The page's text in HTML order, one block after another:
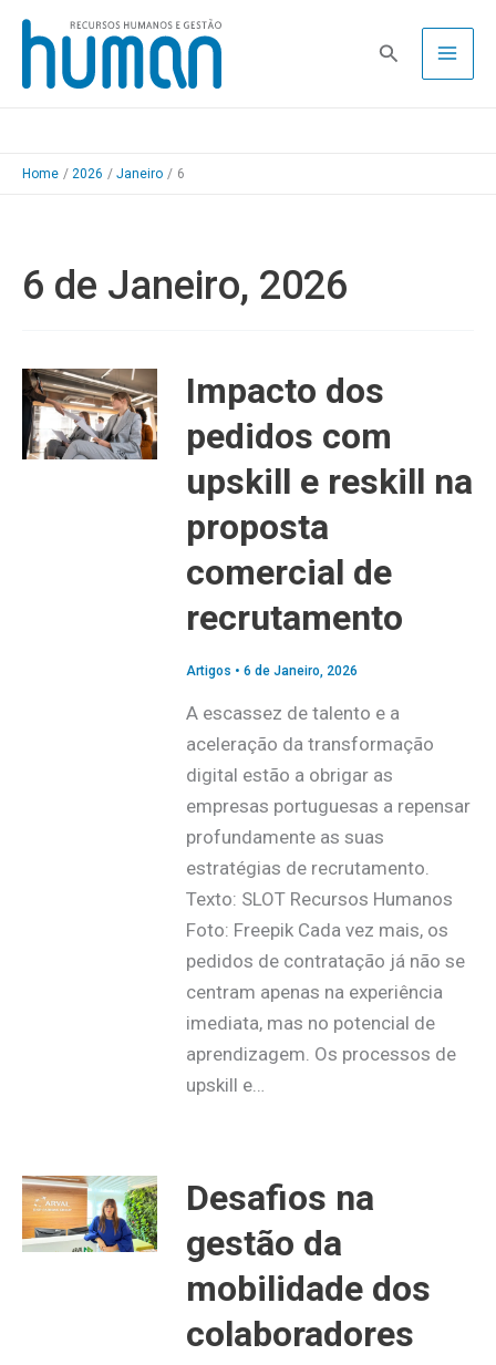
Skip
content
Pesquisa
Home 2026 Janeiro 6
6 de Janeiro, 2026
Impacto dos
pedidos com
upskill e reskill na
proposta
comercial de
recrutamento
Artigos • 6 de Janeiro, 2026
A escassez de talento e a
aceleração da transformação
digital estão a obrigar as
empresas portuguesas a repensar
profundamente as suas
estratégias de recrutamento.
Texto: SLOT Recursos Humanos
Foto: Freepik Cada vez mais, os
pedidos de contratação já não se
centram apenas na experiência
imediata, mas no potencial de
aprendizagem. Os processos de
upskill e…
Desafios na
gestão da
mobilidade dos
colaboradores